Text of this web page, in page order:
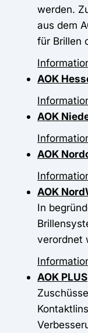
werden.
aus dem
für Brillen
AOK
AOK
AOK
AOK
In
verordnet
AOK PLUS